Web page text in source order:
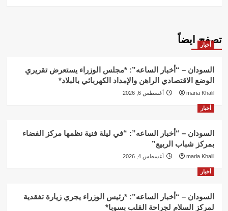
تصفح ايضاً
أخبار
السودان – “أخبار الساعه”: *مجلس الوزراء يستعرض تقريري
الوضع الاقتصادي الراهن والإمداد الكهربائي بالبلاد*
maria Khalil أغسطس 6, 2026
أخبار
السودان – “أخبار الساعه”: “في ليلة فنية نظمها مركز الفضاء
بمركز شباب الربيع”
maria Khalil أغسطس 4, 2026
أخبار
السودان – “أخبار الساعه”: *رئيس الوزراء يجري زيارة تفقدية
لمركز السلام لجراحة القلب بسوبا*